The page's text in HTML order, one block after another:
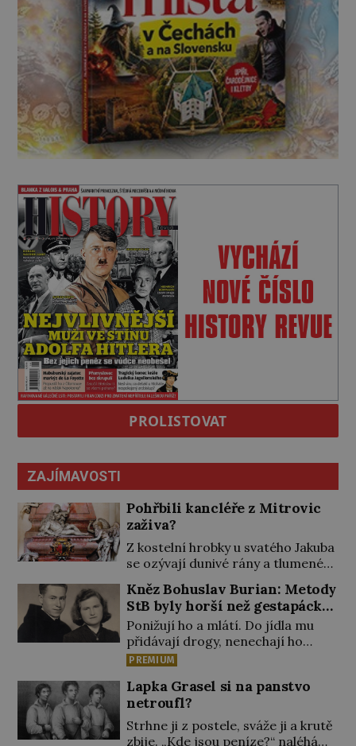
PROLISTOVAT
ZAJÍMAVOSTI
Pohřbili kancléře z Mitrovic
zaživa?
Z kostelní hrobky u svatého Jakuba
se ozývají dunivé rány a tlumené
pověrčiví lidé. Ani za dvě kopy
grošů by se nikdo neodvážil
podzemní hrobku otevřít a její
poklop tak raději jen skrápí
svěcenou vodou. Za několik dní
Když o mnoho let později hrobku
[…]
Kněz Bohuslav Burian: Metody
StB byly horší než gestapácké
trýznění
Ponižují ho a mlátí. Do jídla mu
přidávají drogy, nenechají ho
pořádně vyspat a smrtí vyhrožují i
týrání nevydrží a estébákům
podepíše všechno, co po něm
chtějí. Svým podpisem jim potvrdí
také to, že na něj během výslechů
PREMIUM
Lapka Grasel si na panstvo
netroufl?
Strhne ji z postele, sváže ji a krutě
zbije. „Kde jsou peníze?“ naléhá